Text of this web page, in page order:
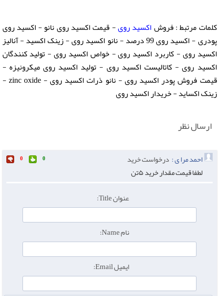
کلمات مرتبط : فروشاکسید روی- قیمت اکسید روی نانو - اکسید روی
پودری - اکسید روی 99 درصد - نانو اکسید روی - زینک اکسید - آنالیز
اکسید روی - کاربرد اکسید روی - خواص اکسید روی - تولید کنندگان
اکسید روی - کاتالیست اکسید روی - تولید اکسید روی میکرونیزه -
قیمت فروش پودر اکسید روی - نانو ذرات اکسید روی - zinc oxide -
زینک اکساید - خریدار اکسید روی
ارسال نظر
احمد مرا ی : درخواست خرید 0
0
لطفا قیمت مقدار خرید ۵تن
عنوان Title:
نام Name:
ایمیل Email: